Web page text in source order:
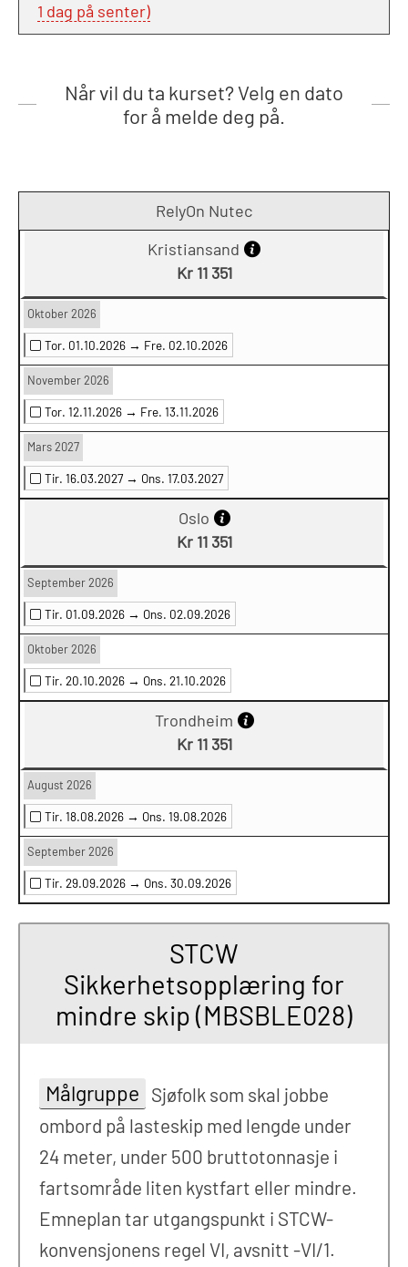
1 dag på senter)
Når vil du ta kurset? Velg en dato
for å melde deg på.
RelyOn Nutec
Kristiansand
Kr 11 351
Oktober 2026
Tor. 01.10.2026 → Fre. 02.10.2026
November 2026
Tor. 12.11.2026 → Fre. 13.11.2026
Mars 2027
Tir. 16.03.2027 → Ons. 17.03.2027
Oslo
Kr 11 351
September 2026
Tir. 01.09.2026 → Ons. 02.09.2026
Oktober 2026
Tir. 20.10.2026 → Ons. 21.10.2026
Trondheim
Kr 11 351
August 2026
Tir. 18.08.2026 → Ons. 19.08.2026
September 2026
Tir. 29.09.2026 → Ons. 30.09.2026
STCW
Sikkerhetsopplæring for
mindre skip (MBSBLE028)
Målgruppe Sjøfolk som skal jobbe
ombord på lasteskip med lengde under
24 meter, under 500 bruttotonnasje i
fartsområde liten kystfart eller mindre.
Emneplan tar utgangspunkt i STCW-
konvensjonens regel VI, avsnitt -VI/1.